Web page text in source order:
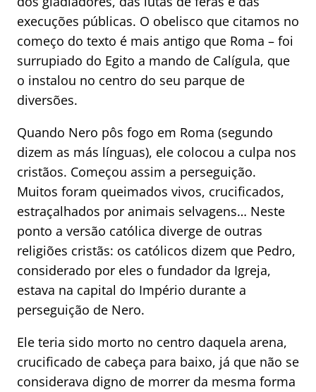
execuções públicas. O obelisco que citamos no
começo do texto é mais antigo que Roma – foi
surrupiado do Egito a mando de Calígula, que
o instalou no centro do seu parque de
diversões.
Quando Nero pôs fogo em Roma (segundo
dizem as más línguas), ele colocou a culpa nos
cristãos. Começou assim a perseguição.
Muitos foram queimados vivos, crucificados,
estraçalhados por animais selvagens… Neste
ponto a versão católica diverge de outras
religiões cristãs: os católicos dizem que Pedro,
considerado por eles o fundador da Igreja,
estava na capital do Império durante a
perseguição de Nero.
Ele teria sido morto no centro daquela arena,
crucificado de cabeça para baixo, já que não se
considerava digno de morrer da mesma forma